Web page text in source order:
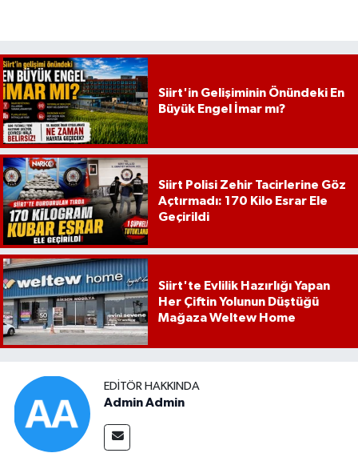
Siirt'in Gelişiminin Önündeki En
Büyük Engel İmar mı?
Siirt Polisi Zehir Tacirlerine Göz
Açtırmadı: 170 Kilo Esrar Ele
Geçirildi
Siirt'te Evlilik Hazırlığı Yapan
Her Çiftin Yolunun Düştüğü
Mağaza Weltew Home
EDITÖR HAKKINDA
Admin Admin